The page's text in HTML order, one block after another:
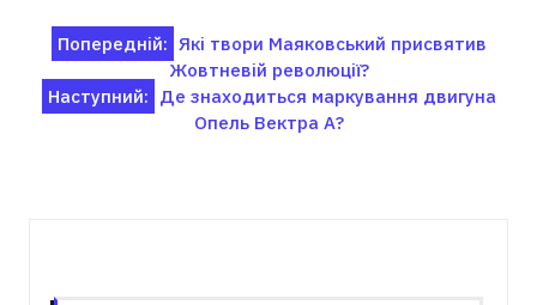
Навігація
записів
Попередній: Які твори Маяковський присвятив
Жовтневій революції?
Наступний: Де знаходиться маркування двигуна
Опель Вектра А?